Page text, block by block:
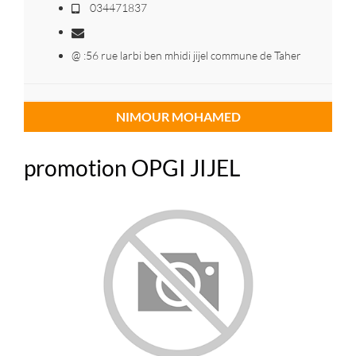
034471837
@ :56 rue larbi ben mhidi jijel commune de Taher
NIMOUR MOHAMED
promotion OPGI JIJEL